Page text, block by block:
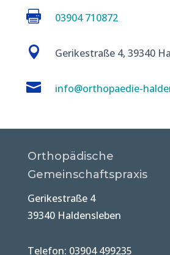
 03904 710872
 Gerikestraße 4, 39340
 info@orthopaedie-
Orthopädische
Gemeinschaftspraxis
Gerikestraße 4
39340 Haldensleben
Telefon: 03904 499235